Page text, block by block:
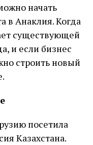
начать
в Анаклия. Когда
существующей
и если бизнес
строить новый
посетила
Казахстана.